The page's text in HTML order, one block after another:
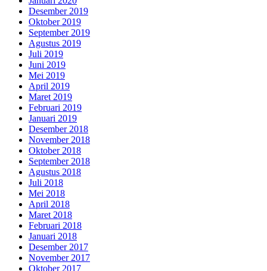
Desember 2019
Oktober 2019
September 2019
Agustus 2019
Juli 2019
Juni 2019
Mei 2019
April 2019
Maret 2019
Februari 2019
Januari 2019
Desember 2018
November 2018
Oktober 2018
September 2018
Agustus 2018
Juli 2018
Mei 2018
April 2018
Maret 2018
Februari 2018
Januari 2018
Desember 2017
November 2017
Oktober 2017